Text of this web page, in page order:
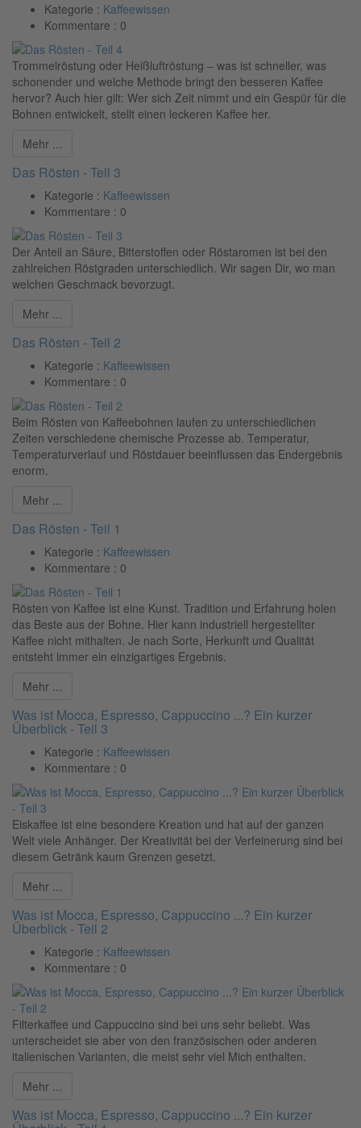
Kategorie : Kaffeewissen
Kommentare : 0
Trommelröstung oder Heißluftröstung – was ist schneller, was
schonender und welche Methode bringt den besseren Kaffee
hervor? Auch hier gilt: Wer sich Zeit nimmt und ein Gespür für die
Bohnen entwickelt, stellt einen leckeren Kaffee her.
Mehr ...
Das Rösten - Teil 3
Kategorie : Kaffeewissen
Kommentare : 0
Der Anteil an Säure, Bitterstoffen oder Röstaromen ist bei den
zahlreichen Röstgraden unterschiedlich. Wir sagen Dir, wo man
welchen Geschmack bevorzugt.
Mehr ...
Das Rösten - Teil 2
Kategorie : Kaffeewissen
Kommentare : 0
Beim Rösten von Kaffeebohnen laufen zu unterschiedlichen
Zeiten verschiedene chemische Prozesse ab. Temperatur,
Temperaturverlauf und Röstdauer beeinflussen das Endergebnis
enorm.
Mehr ...
Das Rösten - Teil 1
Kategorie : Kaffeewissen
Kommentare : 0
Rösten von Kaffee ist eine Kunst. Tradition und Erfahrung holen
das Beste aus der Bohne. Hier kann industriell hergestellter
Kaffee nicht mithalten. Je nach Sorte, Herkunft und Qualität
entsteht immer ein einzigartiges Ergebnis.
Mehr ...
Was ist Mocca, Espresso, Cappuccino ...? Ein kurzer
Überblick - Teil 3
Kategorie : Kaffeewissen
Kommentare : 0
Eiskaffee ist eine besondere Kreation und hat auf der ganzen
Welt viele Anhänger. Der Kreativität bei der Verfeinerung sind bei
diesem Getränk kaum Grenzen gesetzt.
Mehr ...
Was ist Mocca, Espresso, Cappuccino ...? Ein kurzer
Überblick - Teil 2
Kategorie : Kaffeewissen
Kommentare : 0
Filterkaffee und Cappuccino sind bei uns sehr beliebt. Was
unterscheidet sie aber von den französischen oder anderen
italienischen Varianten, die meist sehr viel Mich enthalten.
Mehr ...
Was ist Mocca, Espresso, Cappuccino ...? Ein kurzer